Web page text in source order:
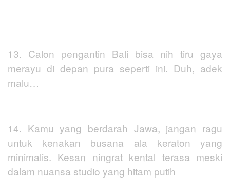
13. Calon pengantin Bali bisa nih tiru gaya
merayu di depan pura seperti ini. Duh, adek
malu…
14. Kamu yang berdarah Jawa, jangan ragu
untuk kenakan busana ala keraton yang
minimalis. Kesan ningrat kental terasa meski
dalam nuansa studio yang hitam putih